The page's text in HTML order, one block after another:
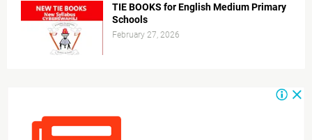
TIE BOOKS for English Medium Primary
Schools
February 27, 2026